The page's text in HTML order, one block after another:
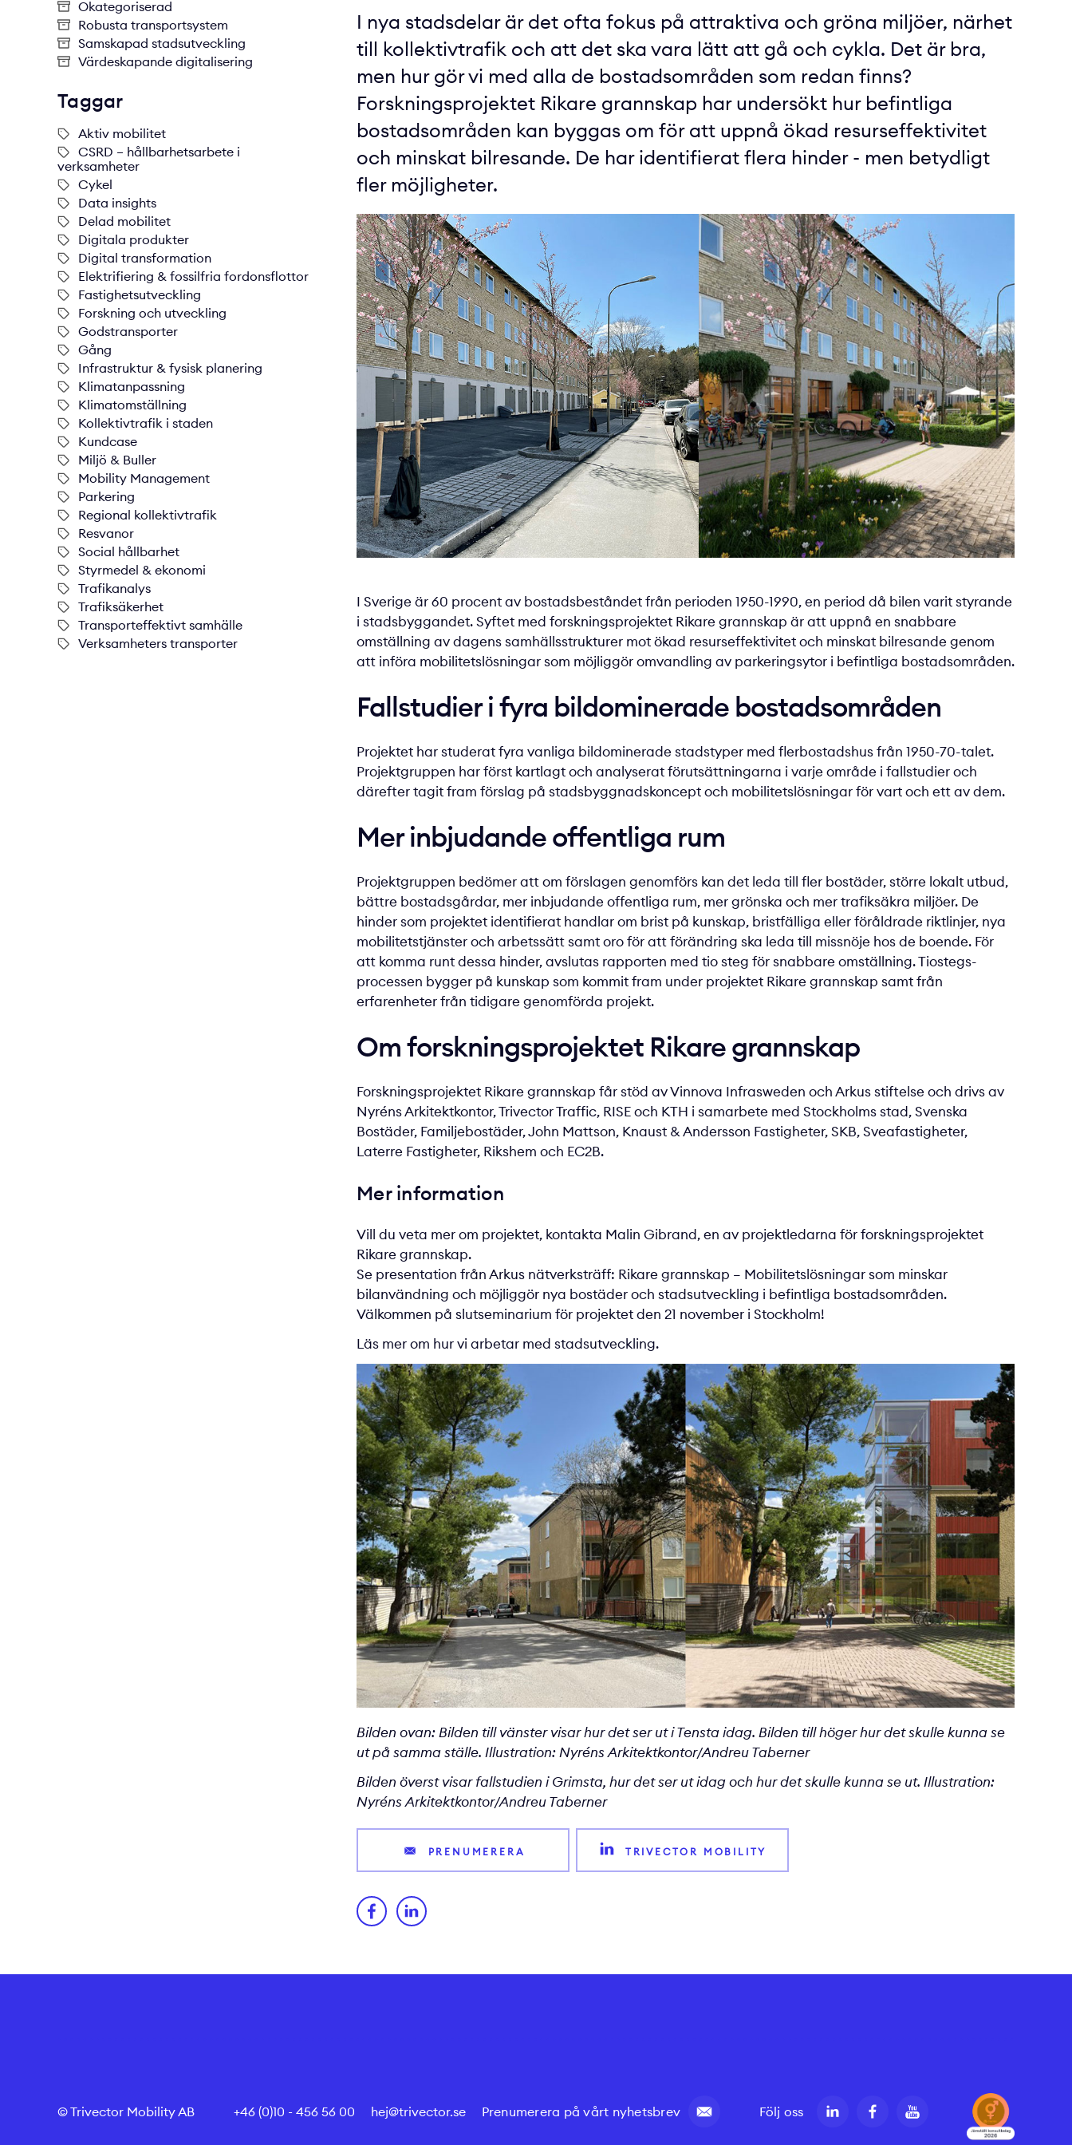
Okategoriserad
Robusta transportsystem
Samskapad stadsutveckling
Värdeskapande digitalisering
Taggar
Aktiv mobilitet
CSRD – hållbarhetsarbete i
verksamheter
Cykel
Data insights
Delad mobilitet
Digitala produkter
Digital transformation
Elektrifiering & fossilfria fordonsflottor
Fastighetsutveckling
Forskning och utveckling
Godstransporter
Gång
Infrastruktur & fysisk planering
Klimatanpassning
Klimatomställning
Kollektivtrafik i staden
Kundcase
Miljö & Buller
Mobility Management
Parkering
Regional kollektivtrafik
Resvanor
Social hållbarhet
Styrmedel & ekonomi
Trafikanalys
Trafiksäkerhet
Transporteffektivt samhälle
Verksamheters transporter
I nya stadsdelar är det ofta fokus på attraktiva och gröna miljöer, närhet
till kollektivtrafik och att det ska vara lätt att gå och cykla. Det är bra,
men hur gör vi med alla de bostadsområden som redan finns?
Forskningsprojektet Rikare grannskap har undersökt hur befintliga
bostadsområden kan byggas om för att uppnå ökad resurseffektivitet
och minskat bilresande. De har identifierat flera hinder - men betydligt
fler möjligheter.
I Sverige är 60 procent av bostadsbeståndet från perioden 1950-1990, en period då bilen varit styrande
i stadsbyggandet. Syftet med forskningsprojektet Rikare grannskap är att uppnå en snabbare
omställning av dagens samhälls­strukturer mot ökad resurseffektivitet och minskat bilresande genom
att införa mobilitetslösningar som möjliggör omvandling av parkeringsytor i befintliga bostadsområden.
Fallstudier i fyra bildominerade bostadsområden
Projektet har studerat fyra vanliga bildominerade stadstyper med flerbostadshus från 1950-70-talet.
Projektgruppen har först kartlagt och analyserat förutsättningarna i varje område i fallstudier och
därefter tagit fram förslag på stadsbyggnadskoncept och mobilitetslösningar för vart och ett av dem.
Mer inbjudande offentliga rum
Projektgruppen bedömer att om förslagen genomförs kan det leda till fler bostäder, större lokalt utbud,
bättre bostadsgårdar, mer inbjudande offentliga rum, mer grönska och mer trafiksäkra miljöer. De
hinder som projektet identifierat handlar om brist på kunskap, bristfälliga eller föråldrade riktlinjer, nya
mobilitetstjänster och arbetssätt samt oro för att förändring ska leda till missnöje hos de boende. För
att komma runt dessa hinder, avslutas rapporten med tio steg för snabbare omställning. Tiostegs­
processen bygger på kunskap som kommit fram under projektet Rikare grannskap samt från
erfarenheter från tidigare genomförda projekt.
Om forskningsprojektet Rikare grannskap
Forskningsprojektet Rikare grannskap får stöd av Vinnova In­frasweden och Arkus stiftelse och drivs av
Nyréns Arkitektkontor, Tri­vector Traffic, RISE och KTH i samarbete med Stockholms stad, Svenska
Bostäder, Familjebostäder, John Mattson, Knaust & Andersson Fastigheter, SKB, Sveafastigheter,
Laterre Fastigheter, Rikshem och EC2B.
Mer information
Vill du veta mer om projektet, kontakta Malin Gibrand, en av projektledarna för forskningsprojektet
Rikare grannskap.
Se presentation från Arkus nätverksträff: Rikare grannskap – Mobilitetslösningar som minskar
bilanvändning och möjliggör nya bostäder och stadsutveckling i befintliga bostadsområden.
Välkommen på slutseminarium för projektet den 21 november i Stockholm!
Läs mer om hur vi arbetar med stadsutveckling.
Bilden ovan: Bilden till vänster visar hur det ser ut i Tensta idag. Bilden till höger hur det skulle kunna se
ut på samma ställe. Illustration: Nyréns Arkitektkontor/Andreu Taberner
Bilden överst visar fallstudien i Grimsta, hur det ser ut idag och hur det skulle kunna se ut. Illustration:
Nyréns Arkitektkontor/Andreu Taberner
PRENUMERERA TRIVECTOR MOBILITY
© Trivector Mobility AB +46 (0)10 - 456 56 00 hej@trivector.se Prenumerera på vårt nyhetsbrev Följ oss